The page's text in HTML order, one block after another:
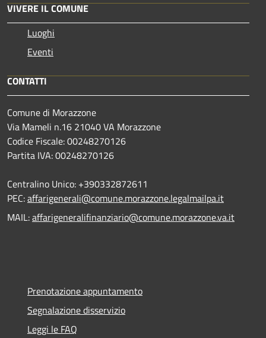
VIVERE IL COMUNE
Luoghi
Eventi
CONTATTI
Comune di Morazzone
Via Mameli n.16 21040 VA Morazzone
Codice Fiscale: 00248270126
Partita IVA: 00248270126
Centralino Unico: +390332872611
PEC:affarigenerali@comune.morazzone.legalmailpa.it
MAIL:affarigeneralifinanziario@comune.morazzone.va.it
Prenotazione appuntamento
Segnalazione disservizio
Leggi le FAQ